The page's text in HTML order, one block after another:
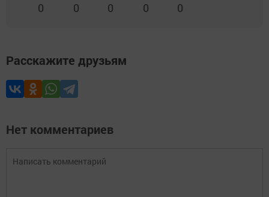
0 0 0 0 0
Расскажите друзьям
Нет комментариев